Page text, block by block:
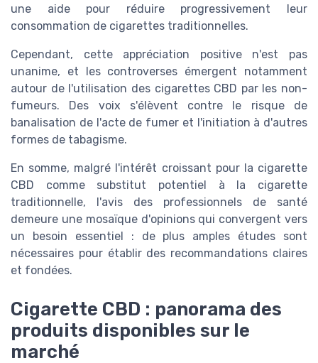
une aide pour réduire progressivement leur
consommation de cigarettes traditionnelles.
Cependant, cette appréciation positive n'est pas
unanime, et les controverses émergent notamment
autour de l'utilisation des cigarettes CBD par les non-
fumeurs. Des voix s'élèvent contre le risque de
banalisation de l'acte de fumer et l'initiation à d'autres
formes de tabagisme.
En somme, malgré l'intérêt croissant pour la cigarette
CBD comme substitut potentiel à la cigarette
traditionnelle, l'avis des professionnels de santé
demeure une mosaïque d'opinions qui convergent vers
un besoin essentiel : de plus amples études sont
nécessaires pour établir des recommandations claires
et fondées.
Cigarette CBD : panorama des
produits disponibles sur le
marché